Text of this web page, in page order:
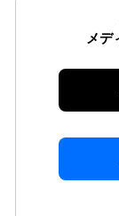
メデ